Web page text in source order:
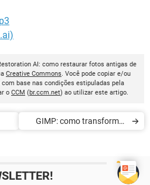
AI: como restaurar fotos antigas de
Creative Commons. Você pode copiar e/ou
base nas condições estipuladas pela
o CCM (br.ccm.net) ao utilizar este artigo.
GIMP: como transformar